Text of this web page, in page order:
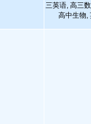
三英语, 高三
高中生物,